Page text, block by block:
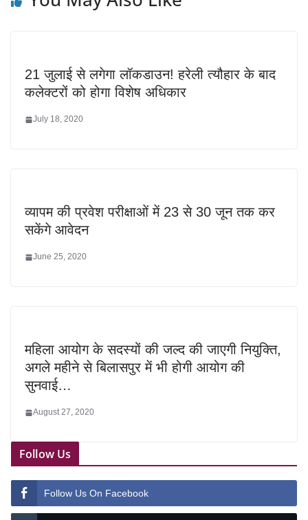
21 जुलाई से लगेगा लॉकडाउन! हरेली त्यौहार के बाद
कलेक्टरों को होगा विशेष अधिकार
July 18, 2020
व्यापम की प्रवेश परीक्षाओं में 23 से 30 जून तक कर
सकेंगे आवेदन
June 25, 2020
महिला आयोग के सदस्यों की जल्द की जाएगी नियुक्ति,
अगले महीने से बिलासपुर में भी होगी आयोग की
सुनवाई…
August 27, 2020
Follow Us
Follow Us On Facebook